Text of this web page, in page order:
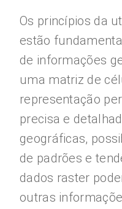
Os princípios da
estão
de informações
uma matriz de
representação
precisa e
geográficas,
de padrões e
dados raster
outras